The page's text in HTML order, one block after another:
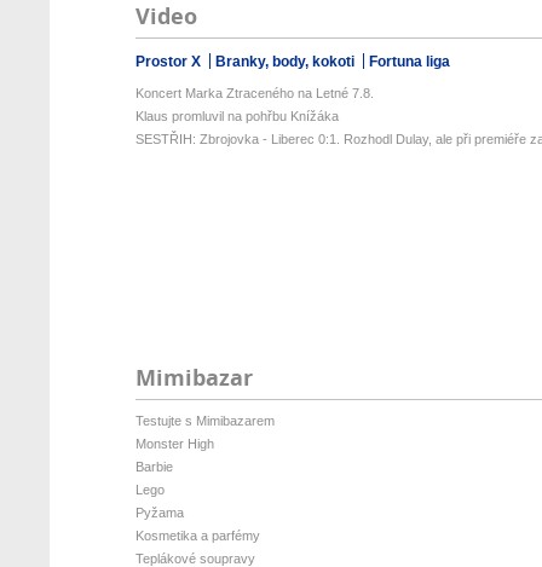
Video
Prostor X Branky, body, kokoti Fortuna liga
Koncert Marka Ztraceného na Letné 7.8.
Klaus promluvil na pohřbu Knížáka
SESTŘIH: Zbrojovka - Liberec 0:1. Rozhodl Dulay, ale při premiéře
Mimibazar
Testujte s Mimibazarem
Monster High
Barbie
Lego
Pyžama
Kosmetika a parfémy
Teplákové soupravy